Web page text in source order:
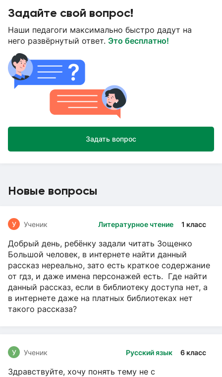
Задайте свой вопрос!
Наши педагоги максимально быстро дадут на
него развёрнутый ответ. Это бесплатно!
Задать вопрос
Новые вопросы
Литературное чтение 1 класс
У Ученик
Добрый день, ребёнку задали читать Зощенко
Большой человек, в интернете найти данный
рассказ нереально, зато есть краткое содержание
от гдз, и даже имена персонажей есть. Где найти
данный рассказ, если в библиотеку доступа нет, а
в интернете даже на платных библиотеках нет
такого рассказа?
Русский язык 6 класс
У Ученик
Здравствуйте, хочу понять тему не с